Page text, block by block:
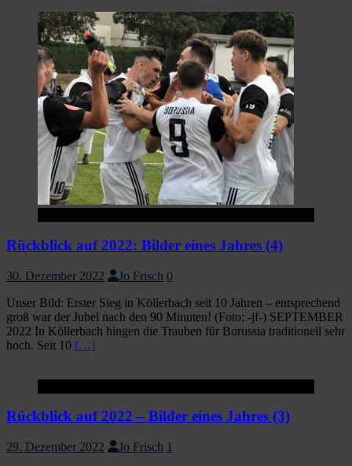
Rückblick auf 2022: Bilder eines Jahres (4)
30. Dezember 2022 Jo Frisch 0
Unser Bild: Erster Sieg in Köllerbach seit 10 Jahren – entsprechend
groß war der Jubel nach den 90 Minuten! (Foto: -jf-) SEPTEMBER
2022 In Köllerbach hingen die Trauben für Borussia traditionell sehr
hoch. Seit 10 […]
Rückblick auf 2022 – Bilder eines Jahres (3)
29. Dezember 2022 Jo Frisch 1